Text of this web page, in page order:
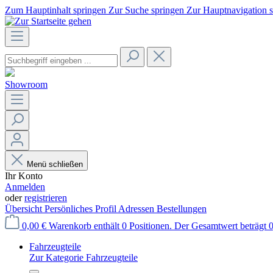
Zum Hauptinhalt springen Zur Suche springen Zur Hauptnavigation
Showroom
Menü schließen
Ihr Konto
Anmelden
oderregistrieren
Übersicht Persönliches Profil Adressen Bestellungen
0,00 € Warenkorb enthält 0 Positionen. Der Gesamtwert beträgt
Fahrzeugteile
Zur Kategorie Fahrzeugteile